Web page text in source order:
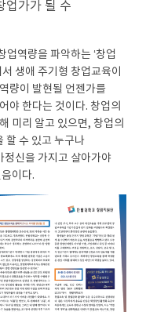
업가가 될 수
역량을 파악하는 ‘창업
생애 주기형 창업교육이
량이 발현될 언젠가를
야 한다는 것이다. 창업의
미리 알고 있으면, 창업의
할 수 있고 누구나
정신을 가지고 살아가야
이다.